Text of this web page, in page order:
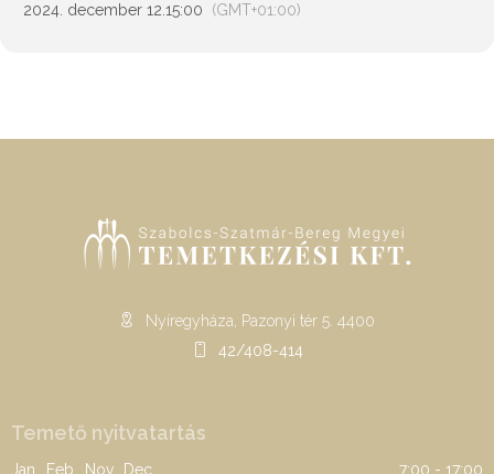
2024. december 12. 15:00 (GMT+01:00)
Nyíregyháza, Pazonyi tér 5. 4400
42/408-414
Temető nyitvatartás
Jan., Feb., Nov., Dec.
7:00 - 17:00